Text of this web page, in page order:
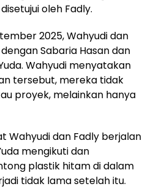
oleh Fadly.
2025, Wahyudi dan
Sabaria Hasan dan
Wahyudi menyatakan
tersebut, mereka tidak
proyek, melainkan hanya
Wahyudi dan Fadly berjalan
mengikuti dan
plastik hitam di dalam
tidak lama setelah itu.